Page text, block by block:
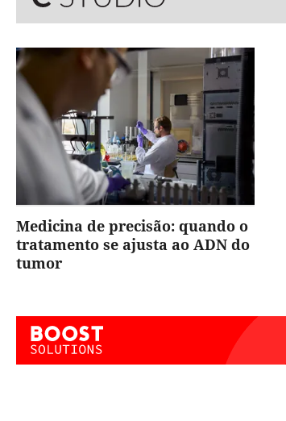
Medicina de precisão: quando o
tratamento se ajusta ao ADN do
tumor